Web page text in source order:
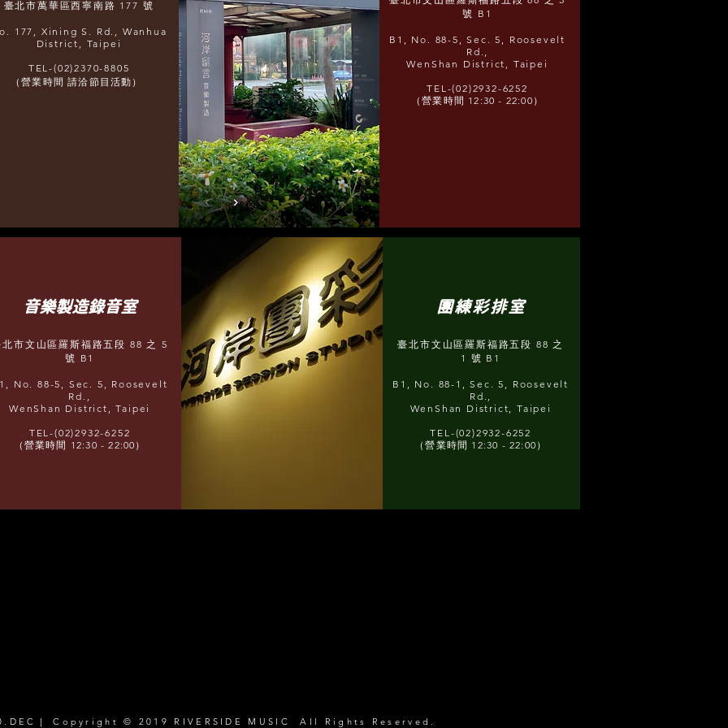
臺北市萬華區西寧南路 177 號
177, Xining S. Rd., Wanhua
District, Taipei
TEL-(02)2370-8805
（營業時間 請洽節目活動）
號 B1
B1, No. 88-5, Sec. 5, Roosevelt
Rd.,
WenShan District, Taipei
TEL-(02)2932-6252
（營業時間 12:30 - 22:00）
​音樂製造錄音室
北市文山區羅斯福路五段 88 之 5
號 B1
No. 88-5, Sec. 5, Roosevelt
Rd.,
WenShan District, Taipei
TEL-(02)2932-6252
（營業時間 12:30 - 22:00）
團練彩排室
臺北市文山區羅斯福路五段 88 之
1 號 B1
B1, No. 88-1, Sec. 5, Roosevelt
Rd.,
WenShan District, Taipei
TEL-(02)2932-6252
（營業時間 12:30 - 22:00）
｜ Copyright © 2019 RIVERSIDE MUSIC All Rights Reserved.